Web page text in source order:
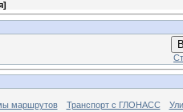
]
маршрутов Транспорт с ГЛОНАСС